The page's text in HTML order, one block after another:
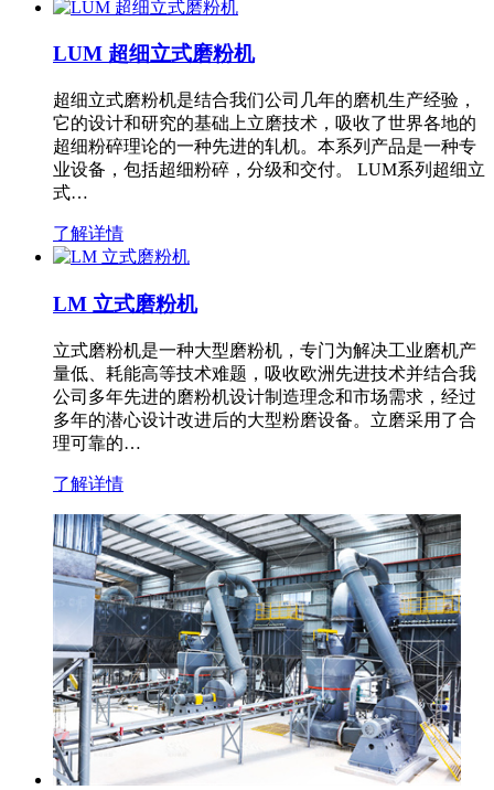
LUM 超细立式磨粉机
超细立式磨粉机是结合我们公司几年的磨机生产经验，
它的设计和研究的基础上立磨技术，吸收了世界各地的
超细粉碎理论的一种先进的轧机。本系列产品是一种专
业设备，包括超细粉碎，分级和交付。 LUM系列超细立
式…
了解详情
LM 立式磨粉机
立式磨粉机是一种大型磨粉机，专门为解决工业磨机产
量低、耗能高等技术难题，吸收欧洲先进技术并结合我
公司多年先进的磨粉机设计制造理念和市场需求，经过
多年的潜心设计改进后的大型粉磨设备。立磨采用了合
理可靠的…
了解详情